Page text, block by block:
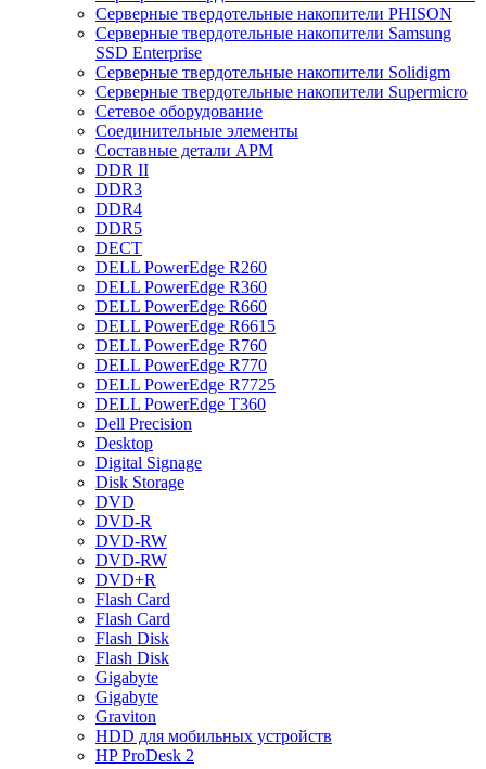
Cерверные твердотельные накопители PHISON
Cерверные твердотельные накопители Samsung
SSD Enterprise
Cерверные твердотельные накопители Solidigm
Cерверные твердотельные накопители Supermicro
Cетевое оборудование
Cоединительные элементы
Cоставные детали АРМ
DDR II
DDR3
DDR4
DDR5
DECT
DELL PowerEdge R260
DELL PowerEdge R360
DELL PowerEdge R660
DELL PowerEdge R6615
DELL PowerEdge R760
DELL PowerEdge R770
DELL PowerEdge R7725
DELL PowerEdge T360
Dell Precision
Desktop
Digital Signage
Disk Storage
DVD
DVD-R
DVD-RW
DVD-RW
DVD+R
Flash Card
Flash Card
Flash Disk
Flash Disk
Gigabyte
Gigabyte
Graviton
HDD для мобильных устройств
HP ProDesk 2